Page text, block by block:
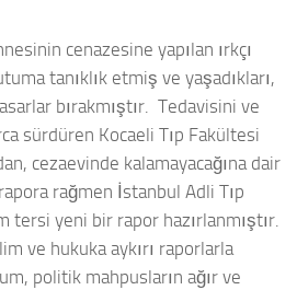
cenazesine yapılan ırkçı
tanıklık etmiş ve yaşadıkları,
bırakmıştır. Tedavisini ve
sürdüren Kocaeli Tıp Fakültesi
cezaevinde kalamayacağına dair
rağmen İstanbul Adli Tıp
tersi yeni bir rapor hazırlanmıştır.
ve hukuka aykırı raporlarla
politik mahpusların ağır ve